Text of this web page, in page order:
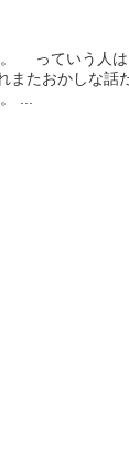
。 っていう人
またおかしな話
...